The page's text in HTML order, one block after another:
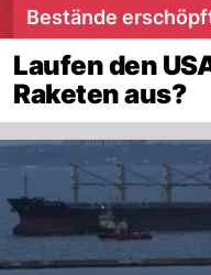
Bestände
Laufen den
Raketen aus?